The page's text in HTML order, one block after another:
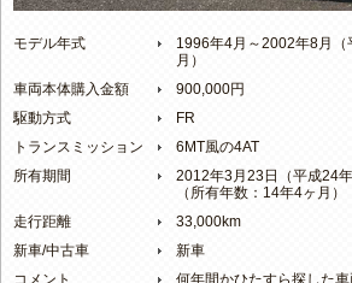
モデル年式
1996年4月～2002年8月
月）
車両本体購入金額
900,000円
駆動方式
FR
トランスミッション
6MT風の4AT
所有期間
2012年3月23日（平成24
（所有年数：14年4ヶ月）
走行距離
33,000km
新車/中古車
新車